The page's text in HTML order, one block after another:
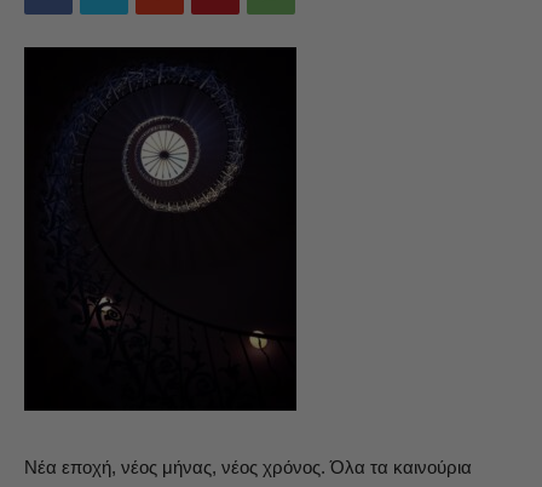
Νέα εποχή, νέος μήνας, νέος χρόνος. Όλα τα καινούρια